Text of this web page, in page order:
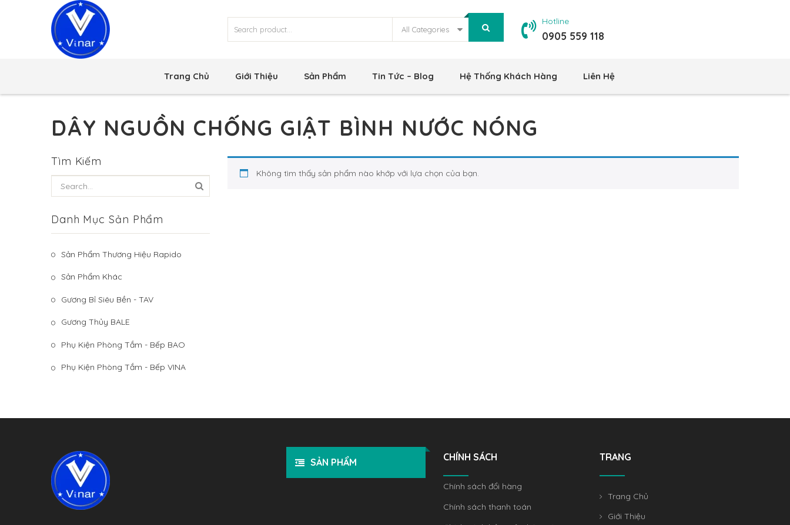
All Categories
Hotline
0905 559 118
Trang Chủ Giới Thiệu Sản Phẩm Tin Tức – Blog Hệ Thống Khách Hàng Liên Hệ
DÂY NGUỒN CHỐNG GIẬT BÌNH N­ƯỚC NÓNG
Tìm Kiếm
Danh Mục Sản Phẩm
Sản Phẩm Thương Hiệu Rapido
Sản Phẩm Khác
Gương Bỉ Siêu Bền - TAV
Gương Thủy BALE
Phụ Kiện Phòng Tắm - Bếp BAO
Phụ Kiện Phòng Tắm - Bếp VINA
Không tìm thấy sản phẩm nào khớp với lựa chọn của bạn.
SẢN PHẨM CHÍNH SÁCH
Chính sách đổi hàng
Chính sách thanh toán
TRANG
Trang Chủ
Giới Thiệu